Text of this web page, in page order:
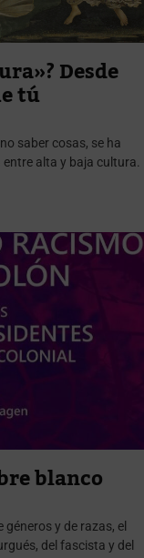
Desde
tú
saber cosas, se ha
alta y baja cultura.
blanco
y de razas, el
del fascista y del